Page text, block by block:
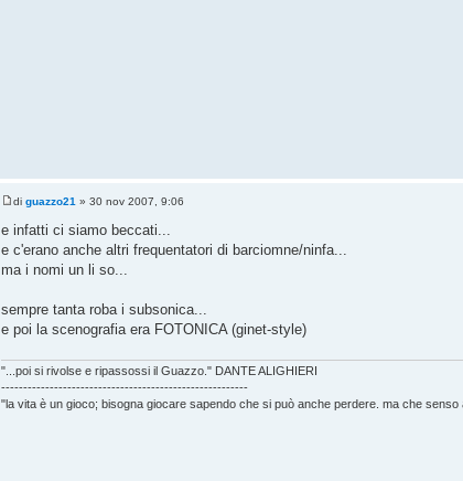
di guazzo21 » 30 nov 2007, 9:06
e infatti ci siamo beccati...
e c'erano anche altri frequentatori di barciomne/ninfa...
ma i nomi un li so...
sempre tanta roba i subsonica...
e poi la scenografia era FOTONICA (ginet-style)
"...poi si rivolse e ripassossi il Guazzo." DANTE ALIGHIERI
--------------------------------------------------------
"la vita è un gioco; bisogna giocare sapendo che si può anche perdere. ma che